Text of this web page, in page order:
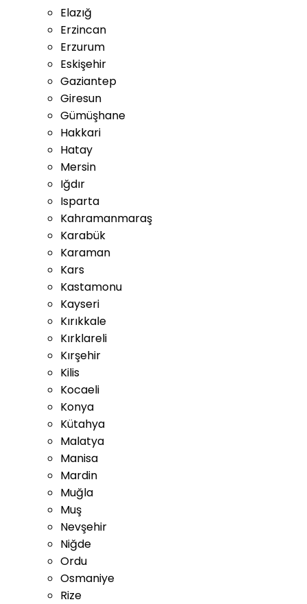
Elazığ
Erzincan
Erzurum
Eskişehir
Gaziantep
Giresun
Gümüşhane
Hakkari
Hatay
Mersin
Iğdır
Isparta
Kahramanmaraş
Karabük
Karaman
Kars
Kastamonu
Kayseri
Kırıkkale
Kırklareli
Kırşehir
Kilis
Kocaeli
Konya
Kütahya
Malatya
Manisa
Mardin
Muğla
Muş
Nevşehir
Niğde
Ordu
Osmaniye
Rize